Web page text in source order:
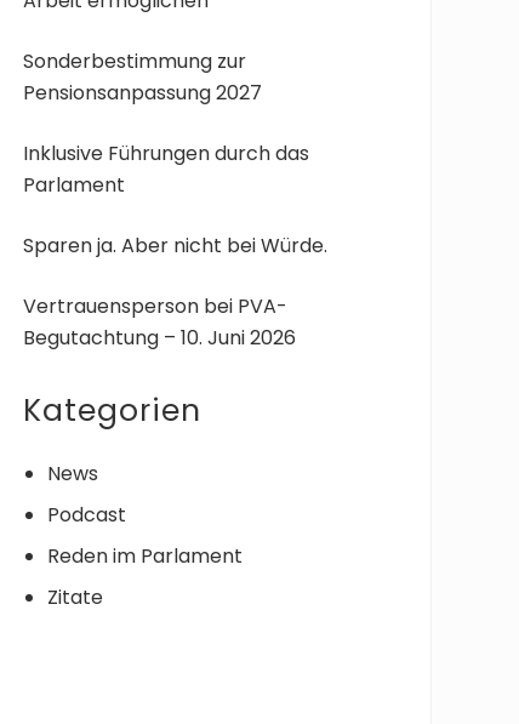
Sonderbestimmung zur
Pensionsanpassung 2027
Inklusive Führungen durch das
Parlament
Sparen ja. Aber nicht bei Würde.
Vertrauensperson bei PVA-
Begutachtung – 10. Juni 2026
Kategorien
News
Podcast
Reden im Parlament
Zitate